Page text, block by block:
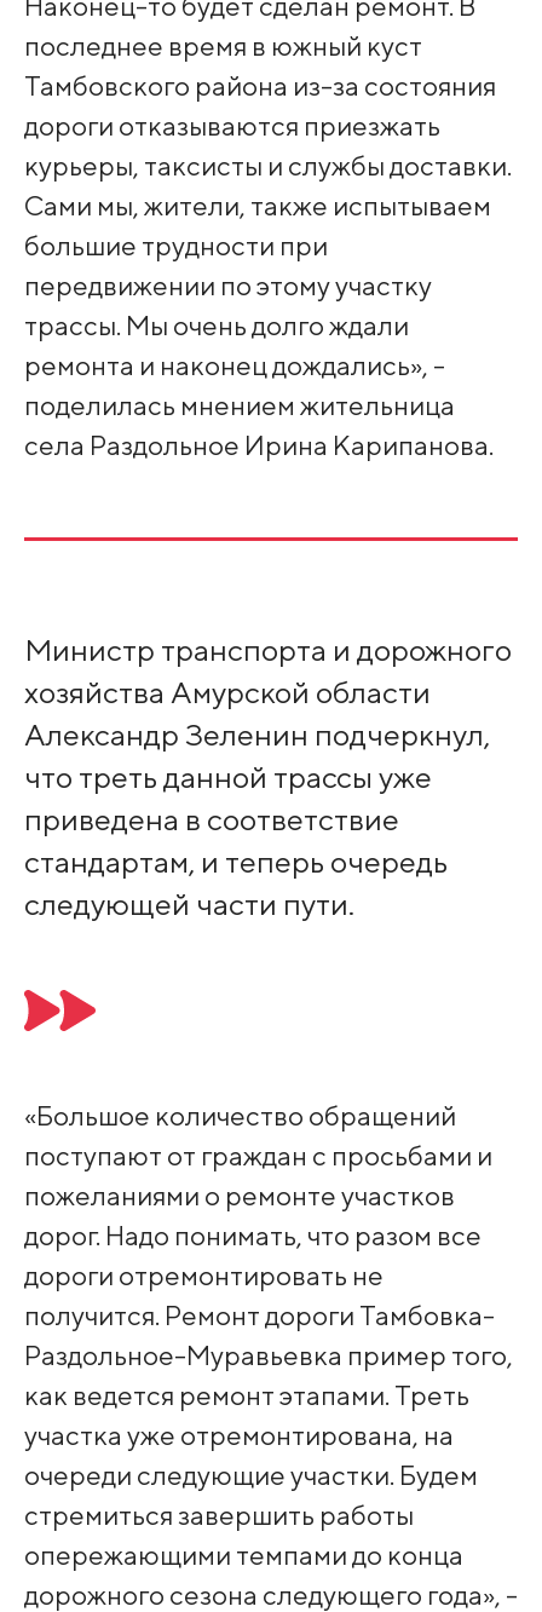
последнее время в южный куст
Тамбовского района из-за состояния
дороги отказываются приезжать
курьеры, таксисты и службы доставки.
Сами мы, жители, также испытываем
большие трудности при
передвижении по этому участку
трассы. Мы очень долго ждали
ремонта и наконец дождались», -
поделилась мнением жительница
села Раздольное Ирина Карипанова.
Министр транспорта и дорожного
хозяйства Амурской области
Александр Зеленин подчеркнул,
что треть данной трассы уже
приведена в соответствие
стандартам, и теперь очередь
следующей части пути.
«Большое количество обращений
поступают от граждан с просьбами и
пожеланиями о ремонте участков
дорог. Надо понимать, что разом все
дороги отремонтировать не
получится. Ремонт дороги Тамбовка-
Раздольное-Муравьевка пример того,
как ведется ремонт этапами. Треть
участка уже отремонтирована, на
очереди следующие участки. Будем
стремиться завершить работы
опережающими темпами до конца
дорожного сезона следующего года», -